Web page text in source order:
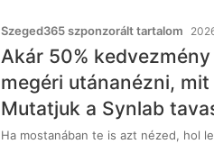
Szeged365 szponzorált tartalom
Akár 50%
megéri utánanézni,
Mutatjuk a Synlab
Ha mostanában te is azt nézed, hol